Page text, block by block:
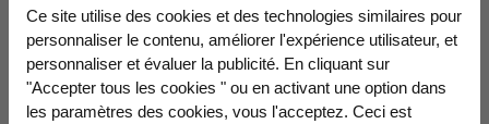
Ce site utilise des cookies et des technologies similaires pour
personnaliser le contenu, améliorer l'expérience utilisateur, et
personnaliser et évaluer la publicité. En cliquant sur
"Accepter tous les cookies " ou en activant une option dans
les paramètres des cookies, vous l'acceptez. Ceci est